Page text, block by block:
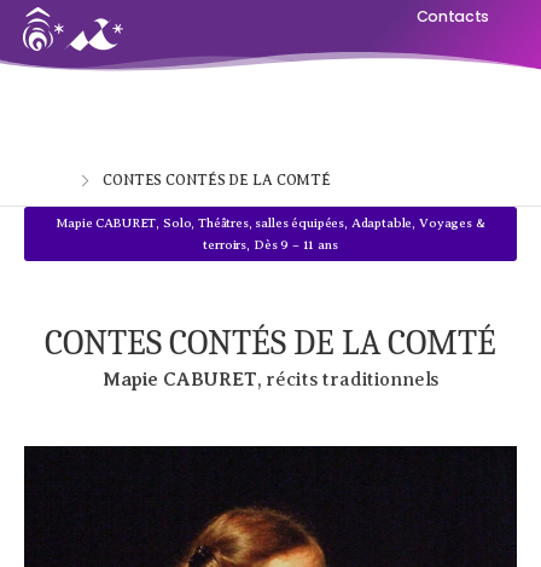
Contacts
CONTES CONTÉS DE LA COMTÉ
Mapie CABURET ,Solo ,Théâtres, salles équipées Adaptable ,Voyages &
terroirs Dès 9 – 11 ans
CONTES CONTÉS DE LA COMTÉ
Mapie CABURET, récits traditionnels